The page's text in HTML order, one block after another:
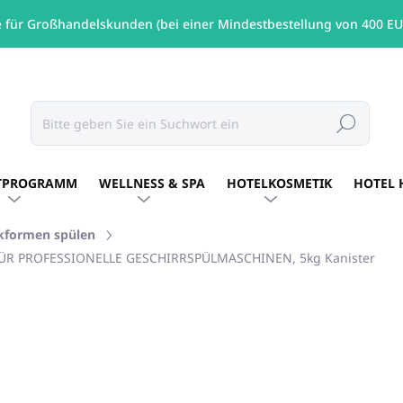
für Großhandelskunden (bei einer Mindestbestellung von 400
Suchen
WELLNESS & SPA HOTELKOSMETIK HOTEL
spülen
PROFESSIONELLE GESCHIRRSPÜLMASCHINEN, 5kg Kanister